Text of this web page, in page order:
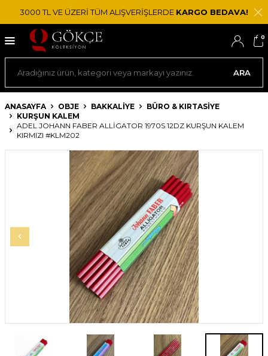
3000 TL VE ÜZERİ TÜM ALIŞVERİŞLERDE KARGO BEDAVA!
ARA
0
ANASAYFA OBJE BAKKALIYE
BÜRO & KIRTASIYE
KURŞUN KALEM
ADEL JOHANN FABER ALLIGATOR 1970S 12DZ KURŞUN KALEM
KIRMIZI #KLM202